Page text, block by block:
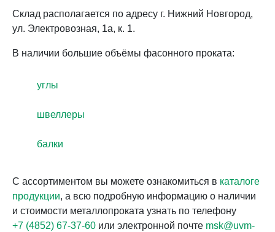
Склад располагается по адресу г. Нижний Новгород,
ул. Электровозная, 1а, к. 1.
В наличии большие объёмы фасонного проката:
углы
швеллеры
балки
С ассортиментом вы можете ознакомиться в каталоге
продукции, а всю подробную информацию о наличии
и стоимости металлопроката узнать по телефону
+7 (4852) 67-37-60 или электронной почте msk@uvm-